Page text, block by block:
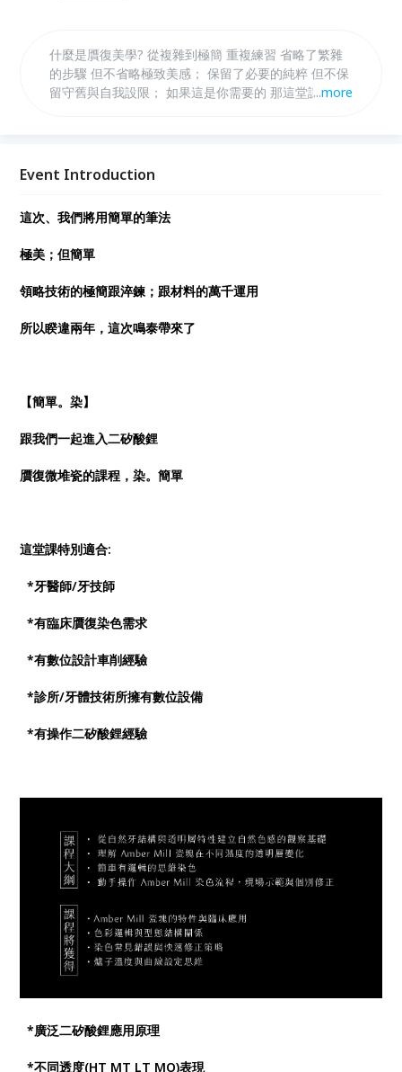
什麼是贋復美學? 從複雜到極簡 重複練習 省略了繁雜
的步驟 但不省略極致美感； 保留了必要的純粹 但不保
留守舊與自我設限； 如果這是你需要的 那這堂課 你務
...more
Event Introduction
這次、我們將用簡單的筆法
極美；但簡單
領略技術的極簡跟淬鍊；跟材料的萬千運用
所以睽違兩年，這次鳴泰帶來了
【簡單。染】
跟我們一起進入二矽酸鋰
贋復微堆瓷的課程，染。簡單
這堂課特別適合:
*牙醫師/牙技師
*有臨床贋復染色需求
*有數位設計車削經驗
*診所/牙體技術所擁有數位設備
*有操作二矽酸鋰經驗
*廣泛二矽酸鋰應用原理
*不同透度(HT MT LT MO)表現